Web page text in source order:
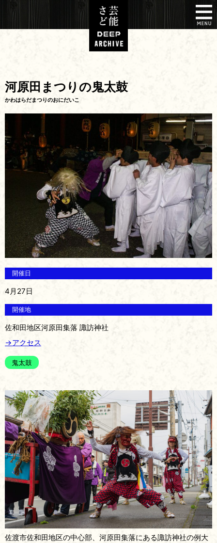
河原田まつりの鬼太鼓
かわはらだまつりのおにだいこ
開催日
4月27日
開催地
佐和田地区河原田集落 諏訪神社
→アクセス
鬼太鼓
佐渡市佐和田地区の中心部、河原田集落にある諏訪神社の例大